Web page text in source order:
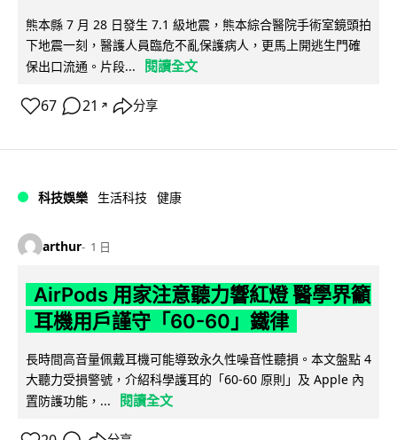
熊本縣 7 月 28 日發生 7.1 級地震，熊本綜合醫院手術室鏡頭拍
下地震一刻，醫護人員臨危不亂保護病人，更馬上開逃生門確
保出口流通。片段...
閱讀全文
67 21 ↗ 分享
科技娛樂 生活科技 健康
arthur 1 日
AirPods 用家注意聽力響紅燈 醫學界籲
耳機用戶謹守「60-60」鐵律
長時間高音量佩戴耳機可能導致永久性噪音性聽損。本文盤點 4
大聽力受損警號，介紹科學護耳的「60-60 原則」及 Apple 內
置防護功能，...
閱讀全文